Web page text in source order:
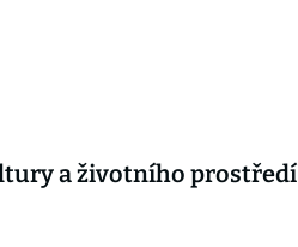
a životního prostředí